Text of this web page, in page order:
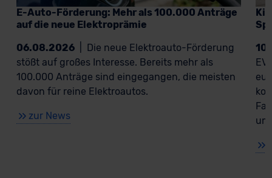
E-Auto-Förderung: Mehr als 100.000 Anträge
auf die neue Elektroprämie
06.08.2026
Die neue Elektroauto-Förderung
stößt auf großes Interesse. Bereits mehr als
100.000 Anträge sind eingegangen, die meisten
davon für reine Elektroautos.
zur News